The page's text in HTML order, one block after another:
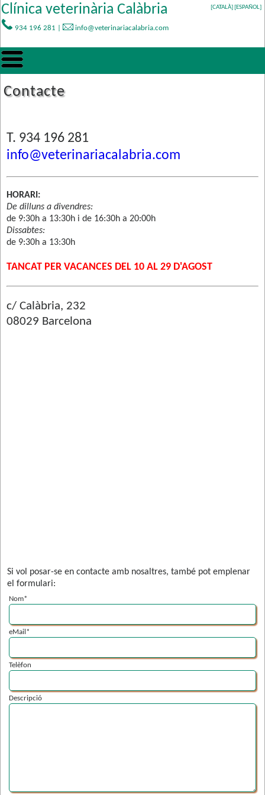
Clínica veterinària Calàbria
934 196 281 info@veterinariacalabria.com
[CATALÀ] [ESPAÑOL]
Contacte
T. 934 196 281
info@veterinariacalabria.com
HORARI:
De dilluns a divendres:
de 9:30h a 13:30h i de 16:30h a 20:00h
Dissabtes:
de 9:30h a 13:30h
TANCAT PER VACANCES DEL 10 AL 29 D'AGOST
c/ Calàbria, 232
08029 Barcelona
Si vol posar-se en contacte amb nosaltres, també pot emplenar
el formulari:
Nom*
eMail*
Telèfon
Descripció